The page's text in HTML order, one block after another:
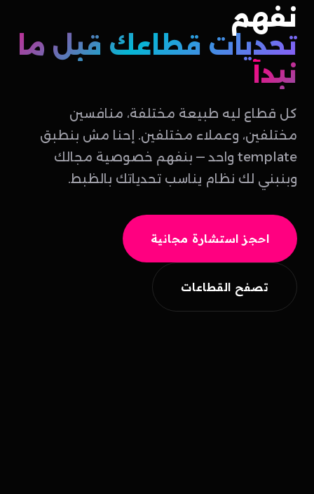
نفهم
تحديات قطاعك قبل ما
نبدأ
كل قطاع ليه طبيعة مختلفة، منافسين
مختلفين، وعملاء مختلفين. إحنا مش بنطبق
template واحد — بنفهم خصوصية مجالك
وبنبني لك نظام يناسب تحدياتك بالظبط.
احجز استشارة مجانية
تصفح القطاعات